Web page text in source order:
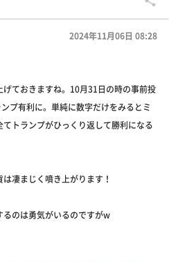
2024年11月06日 08:28
ておきますね。10月31日の時の事前投
プ有利に。単純に数字だけをみるとミ
トランプがひっくり返して勝利になる
凄まじく噴き上がります！
るのは勇気がいるのですがw